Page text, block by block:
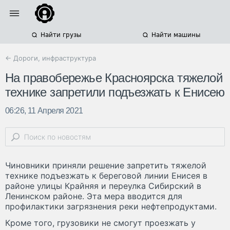
Найти грузы Найти машины
← Дороги, инфраструктура
На правобережье Красноярска тяжелой
технике запретили подъезжать к Енисею
06:26, 11 Апреля 2021
Чиновники приняли решение запретить тяжелой
технике подъезжать к береговой линии Енисея в
районе улицы Крайняя и переулка Сибирский в
Ленинском районе. Эта мера вводится для
профилактики загрязнения реки нефтепродуктами.
Кроме того, грузовики не смогут проезжать у